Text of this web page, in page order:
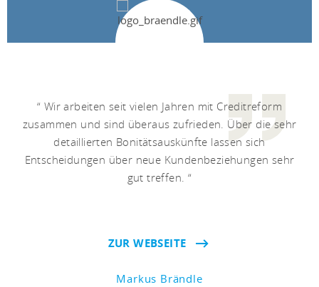
Wir arbeiten seit vielen Jahren mit Creditreform
zusammen und sind überaus zufrieden. Über die sehr
detaillierten Bonitätsauskünfte lassen sich
Entscheidungen über neue Kundenbeziehungen sehr
gut treffen.
Markus Brändle
ZUR WEBSEITE